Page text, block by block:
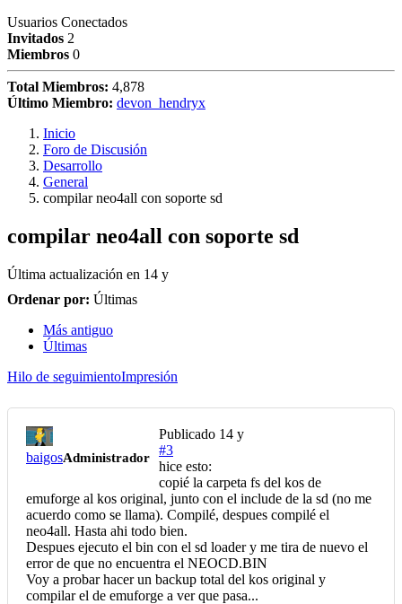
Usuarios Conectados
Invitados 2
Miembros 0
Total Miembros: 4,878
Último Miembro: devon_hendryx
Inicio
Foro de Discusión
Desarrollo
General
compilar neo4all con soporte sd
compilar neo4all con soporte sd
Última actualización en 14 y
Ordenar por: Últimas
Más antiguo
Últimas
Hilo de seguimientoImpresión
baigosAdministrador
Publicado 14 y
#3
hice esto:
copié la carpeta fs del kos de
emuforge al kos original, junto con el include de la sd (no me
acuerdo como se llama). Compilé, despues compilé el
neo4all. Hasta ahi todo bien.
Despues ejecuto el bin con el sd loader y me tira de nuevo el
error de que no encuentra el NEOCD.BIN
Voy a probar hacer un backup total del kos original y
compilar el de emuforge a ver que pasa...